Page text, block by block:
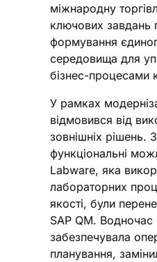
міжнародну
ключових завдань
формування
середовища для
бізнес-процесами
У рамках
відмовився від
зовнішніх рішень.
функціональні
Labware, яка
лабораторних
якості, були
SAP QM.
забезпечувала
планування,